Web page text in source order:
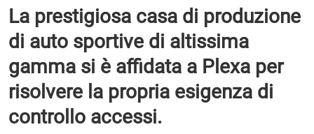
La prestigiosa casa di produzione
di auto sportive di altissima
gamma si è affidata a Plexa per
risolvere la propria esigenza di
controllo accessi.